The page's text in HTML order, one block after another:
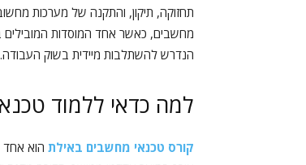
תחזוקה, תיקון, והתקנה של מערכות
מחשבים, כאשר אחד המוסדות המובילים
הנדרש להשתלבות מיידית בשוק העבודה.
למה כדאי ללמוד
קורס טכנאי מחשבים באילת הוא אחד